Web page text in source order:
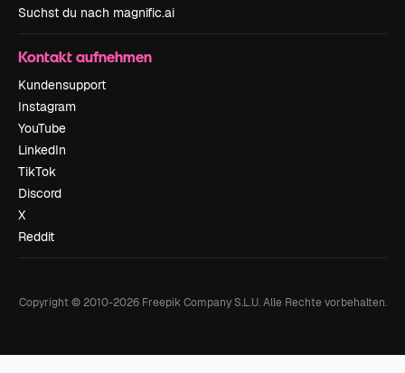
Suchst du nach magnific.ai
Kontakt aufnehmen
Kundensupport
Instagram
YouTube
LinkedIn
TikTok
Discord
X
Reddit
Copyright © 2010-2026Freepik Company S.L.U. Alle Rechte vorbehalten.